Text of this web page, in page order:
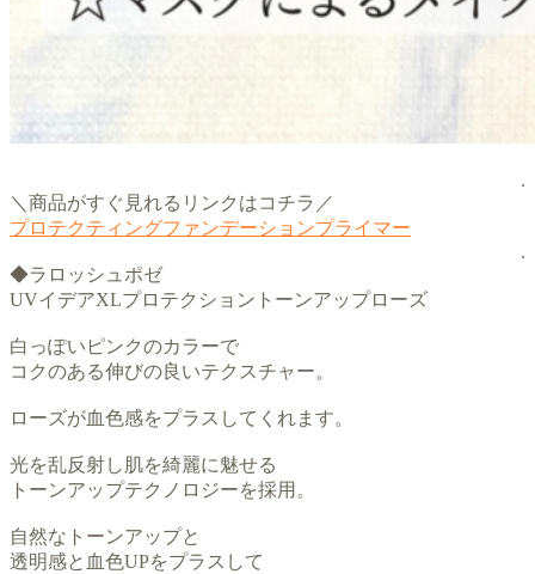
.
＼商品がすぐ見れるリンクはコチラ／
プロテクティングファンデーションプライマー
.
◆ラロッシュポゼ
UVイデアXLプロテクショントーンアップローズ
白っぽいピンクのカラーで
コクのある伸びの良いテクスチャー。
ローズが血色感をプラスしてくれます。
光を乱反射し肌を綺麗に魅せる
トーンアップテクノロジーを採用。
自然なトーンアップと
透明感と血色UPをプラスして